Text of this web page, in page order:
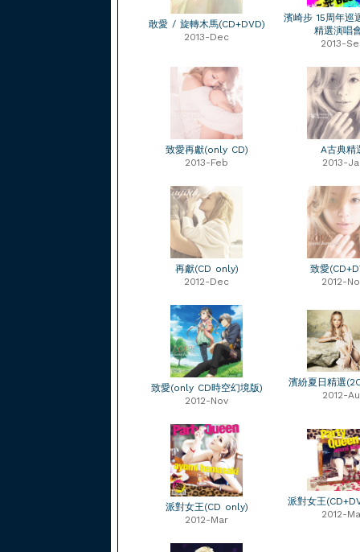
敢愛 / 旋轉木馬(CD+DVD)
2013-Dec
濱崎步 15周年巡
精選演唱
2013-
致愛再獻(only CD)
2013-Feb
A古典精
2013-
再獻(CD only)
2012-Dec
致愛
2012-
致愛(only CD時空幻境版)
2012-Nov
濱紛夏日精選
2012-
派對女王(CD only)
2012-Mar
派對女王
2012-